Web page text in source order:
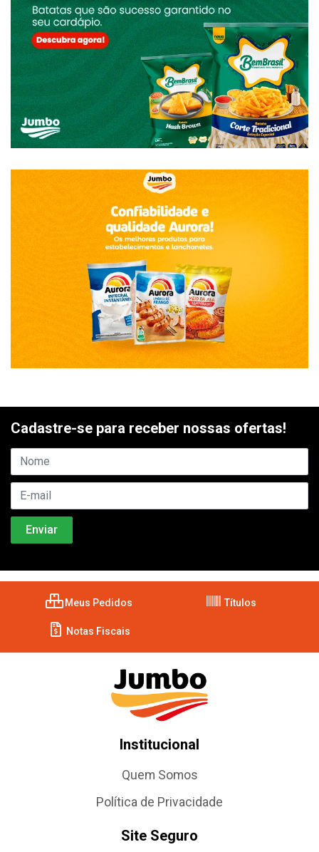
Cadastre-se para receber nossas ofertas!
Meus Pedidos Títulos
Notas Fiscais
Institucional
Quem Somos
Política de Privacidade
Site Seguro